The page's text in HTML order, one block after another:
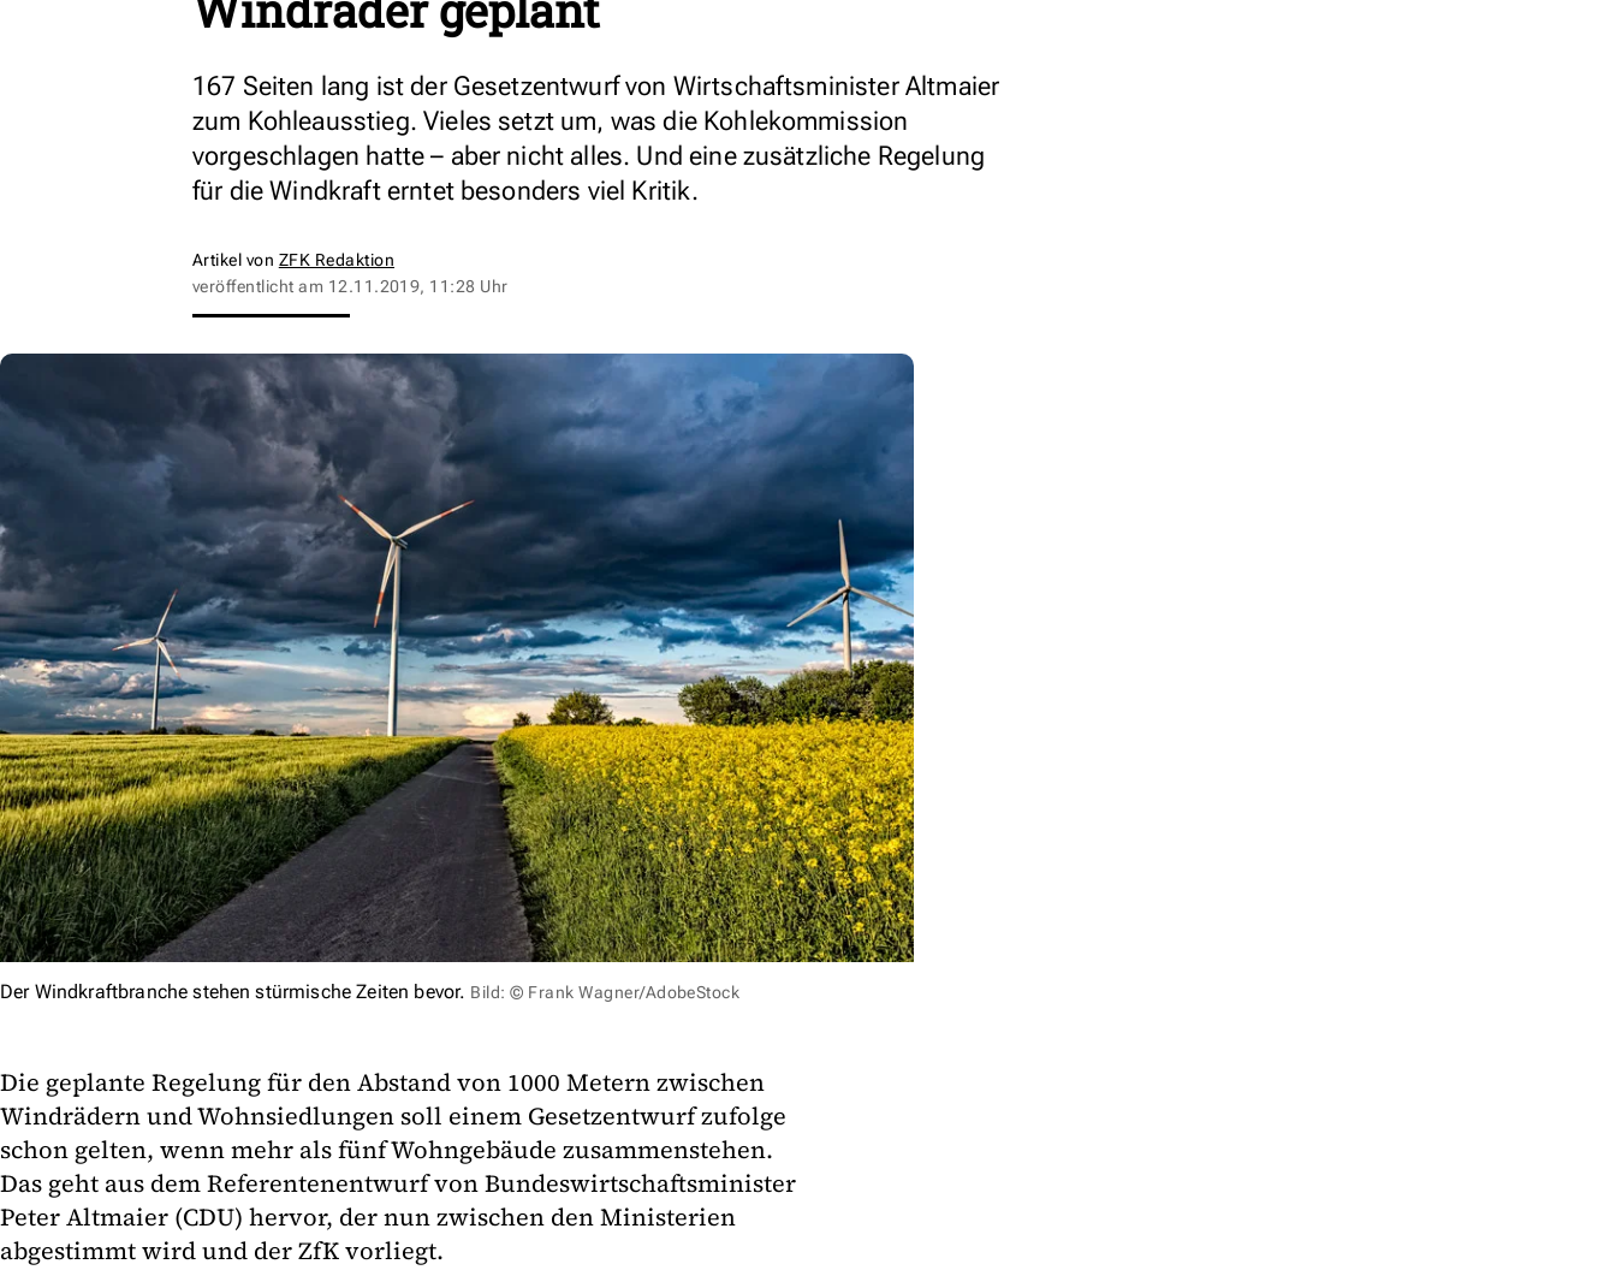
167 Seiten lang ist der Gesetzentwurf von Wirtschaftsminister Altmaier
zum Kohleausstieg. Vieles setzt um, was die Kohlekommission
vorgeschlagen hatte – aber nicht alles. Und eine zusätzliche Regelung
für die Windkraft erntet besonders viel Kritik.
Artikel von ZFK Redaktion
veröffentlicht am 12.11.2019, 11:28 Uhr
Der Windkraftbranche stehen stürmische Zeiten bevor. Bild: © Frank Wagner/AdobeStock
Die geplante Regelung für den Abstand von 1000 Metern zwischen
Windrädern und Wohnsiedlungen soll einem Gesetzentwurf zufolge
schon gelten, wenn mehr als fünf Wohngebäude zusammenstehen.
Das geht aus dem Referentenentwurf von Bundeswirtschaftsminister
Peter Altmaier (CDU) hervor, der nun zwischen den Ministerien
abgestimmt wird und der ZfK vorliegt.